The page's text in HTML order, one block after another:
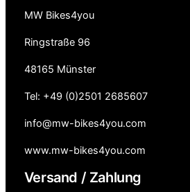
MW Bikes4you
Ringstraße 96
48165 Münster
Tel: +49 (0)2501 2685607
info@mw-bikes4you.com
www.mw-bikes4you.com
Versand / Zahlung